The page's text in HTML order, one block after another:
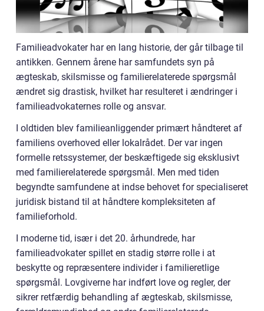
Familieadvokater har en lang historie, der går tilbage til
antikken. Gennem årene har samfundets syn på
ægteskab, skilsmisse og familierelaterede spørgsmål
ændret sig drastisk, hvilket har resulteret i ændringer i
familieadvokaternes rolle og ansvar.
I oldtiden blev familieanliggender primært håndteret af
familiens overhoved eller lokalrådet. Der var ingen
formelle retssystemer, der beskæftigede sig eksklusivt
med familierelaterede spørgsmål. Men med tiden
begyndte samfundene at indse behovet for specialiseret
juridisk bistand til at håndtere kompleksiteten af
familieforhold.
I moderne tid, især i det 20. århundrede, har
familieadvokater spillet en stadig større rolle i at
beskytte og repræsentere individer i familieretlige
spørgsmål. Lovgiverne har indført love og regler, der
sikrer retfærdig behandling af ægteskab, skilsmisse,